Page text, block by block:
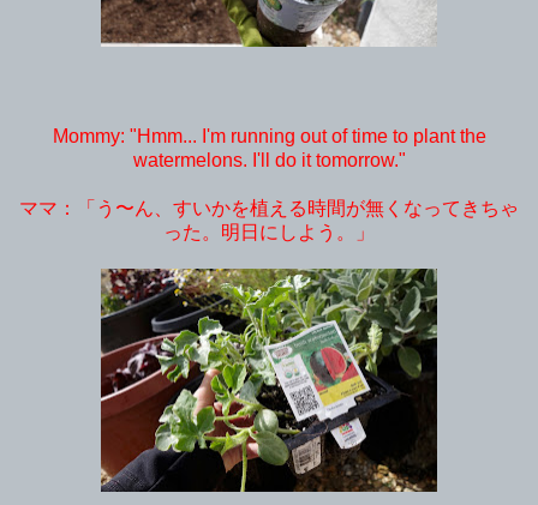
Mommy: "Hmm... I'm running out of time to plant the
watermelons. I'll do it tomorrow."
ママ：「う〜ん、すいかを植える時間が無くなってきちゃ
った。明日にしよう。」